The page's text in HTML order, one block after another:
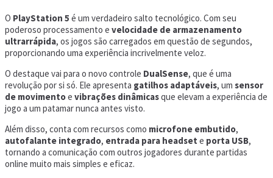
O PlayStation 5 é um verdadeiro salto tecnológico. Com seu
poderoso processamento e velocidade de armazenamento
ultrarrápida, os jogos são carregados em questão de segundos,
proporcionando uma experiência incrivelmente veloz.
O destaque vai para o novo controle DualSense, que é uma
revolução por si só. Ele apresenta gatilhos adaptáveis, um sensor
de movimentoe vibrações dinâmicasque elevam a experiência de
jogo a um patamar nunca antes visto.
Além disso, conta com recursos como microfone embutido,
autofalante integrado, entrada para headset e porta USB,
tornando a comunicação com outros jogadores durante partidas
online muito mais simples e eficaz.